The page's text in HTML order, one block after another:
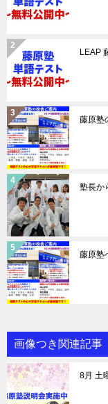
LEAP
藤原塾
塾長か
藤原塾
画像つき関連記事
8月 土